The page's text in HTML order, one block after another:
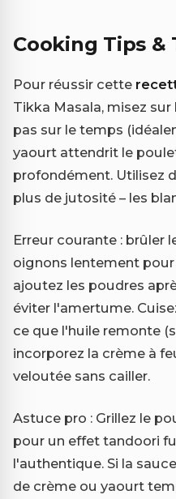
Cooking Tips &
Pour réussir cette
Tikka Masala, misez sur
pas sur le temps
yaourt attendrit le
profondément. Utilisez
plus de jutosité – les
Erreur courante : brûler
oignons lentement
ajoutez les poudres
éviter l'amertume.
ce que l'huile remonte
incorporez la crème à
veloutée sans cailler.
Astuce pro : Grillez le
pour un effet tandoori
l'authentique. Si la
de crème ou yaourt